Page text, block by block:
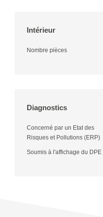
Intérieur
Nombre pièces
Diagnostics
Concerné par un Etat des
Risques et Pollutions (ERP)
Soumis à l'affichage du DPE